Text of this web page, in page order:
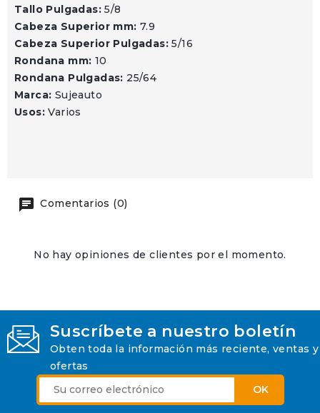
Tallo Pulgadas:5/8
Cabeza Superior mm: 7.9
Cabeza Superior Pulgadas:5/16
Rondana mm: 10
Rondana Pulgadas: 25/64
Marca: Sujeauto
Usos: Varios
Comentarios (0)
No hay opiniones de clientes por el momento.
Suscríbete a nuestro boletín
Obten toda la información más reciente, ventas y
ofertas